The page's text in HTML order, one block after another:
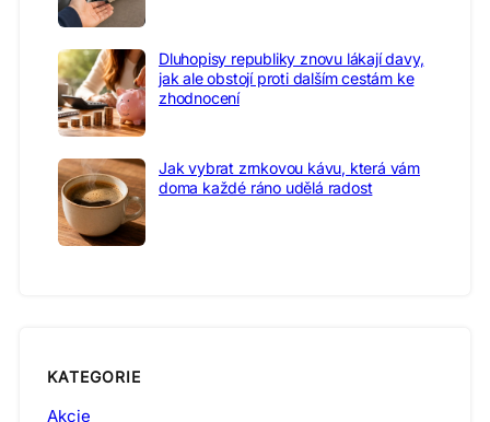
Dluhopisy republiky znovu lákají davy,
jak ale obstojí proti dalším cestám ke
zhodnocení
Jak vybrat zrnkovou kávu, která vám
doma každé ráno udělá radost
KATEGORIE
Akcie